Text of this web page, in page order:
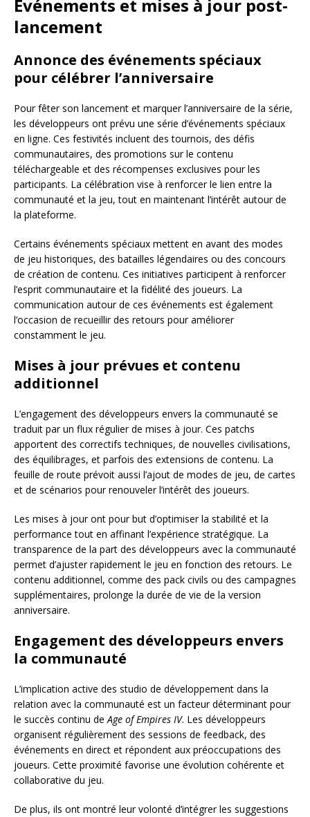
Événements et mises à jour post-
lancement
Annonce des événements spéciaux
pour célébrer l’anniversaire
Pour fêter son lancement et marquer l’anniversaire de la série,
les développeurs ont prévu une série d’événements spéciaux
en ligne. Ces festivités incluent des tournois, des défis
communautaires, des promotions sur le contenu
téléchargeable et des récompenses exclusives pour les
participants. La célébration vise à renforcer le lien entre la
communauté et la jeu, tout en maintenant l’intérêt autour de
la plateforme.
Certains événements spéciaux mettent en avant des modes
de jeu historiques, des batailles légendaires ou des concours
de création de contenu. Ces initiatives participent à renforcer
l’esprit communautaire et la fidélité des joueurs. La
communication autour de ces événements est également
l’occasion de recueillir des retours pour améliorer
constamment le jeu.
Mises à jour prévues et contenu
additionnel
L’engagement des développeurs envers la communauté se
traduit par un flux régulier de mises à jour. Ces patchs
apportent des correctifs techniques, de nouvelles civilisations,
des équilibrages, et parfois des extensions de contenu. La
feuille de route prévoit aussi l’ajout de modes de jeu, de cartes
et de scénarios pour renouveler l’intérêt des joueurs.
Les mises à jour ont pour but d’optimiser la stabilité et la
performance tout en affinant l’expérience stratégique. La
transparence de la part des développeurs avec la communauté
permet d’ajuster rapidement le jeu en fonction des retours. Le
contenu additionnel, comme des pack civils ou des campagnes
supplémentaires, prolonge la durée de vie de la version
anniversaire.
Engagement des développeurs envers
la communauté
L’implication active des studio de développement dans la
relation avec la communauté est un facteur déterminant pour
le succès continu deAge of Empires IV. Les développeurs
organisent régulièrement des sessions de feedback, des
événements en direct et répondent aux préoccupations des
joueurs. Cette proximité favorise une évolution cohérente et
collaborative du jeu.
De plus, ils ont montré leur volonté d’intégrer les suggestions